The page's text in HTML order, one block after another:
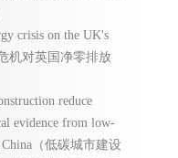
crisis on the UK's
机对英国净零排放
reduce
evidence from low-
（低碳城市建设